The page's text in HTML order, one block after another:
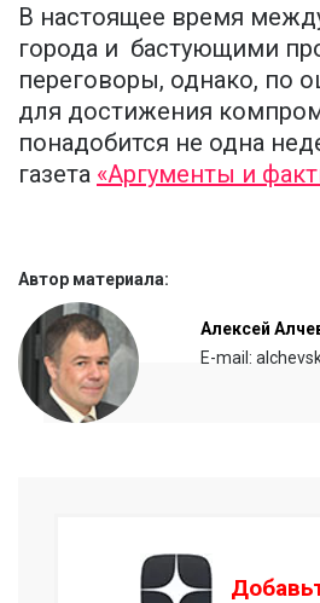
В настоящее время
города и бастующими
переговоры, однако, по
для достижения
понадобится не одна
газета «Аргументы и
Автор материала:
Алексей
E-mail: